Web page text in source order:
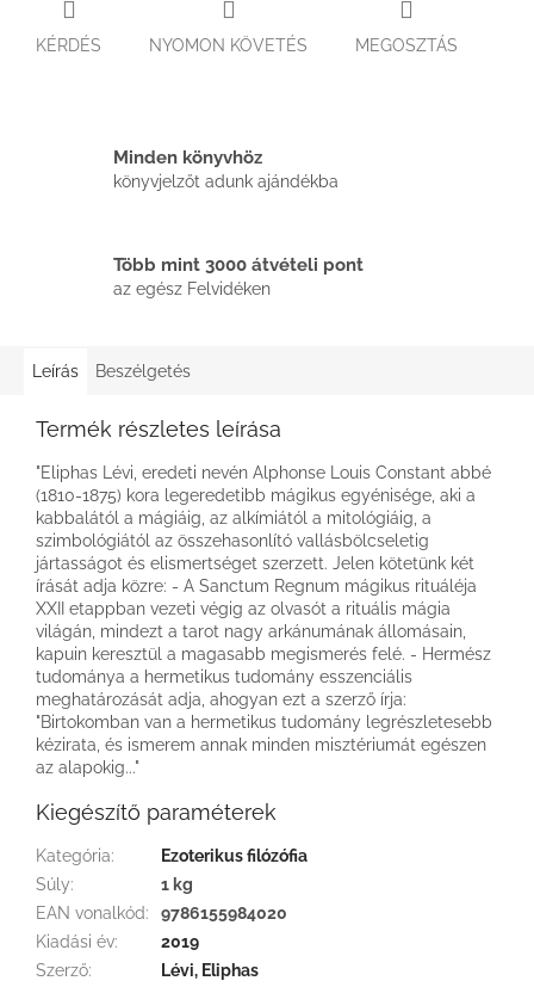
KÉRDÉS NYOMON KÖVETÉS MEGOSZTÁS
Minden könyvhöz
könyvjelzőt adunk ajándékba
Több mint 3000 átvételi pont
az egész Felvidéken
Leírás Beszélgetés
Termék részletes leírása
"Eliphas Lévi, eredeti nevén Alphonse Louis Constant abbé
(1810-1875) kora legeredetibb mágikus egyénisége, aki a
kabbalától a mágiáig, az alkímiától a mitológiáig, a
szimbológiától az összehasonlító vallásbölcseletig
jártasságot és elismertséget szerzett. Jelen kötetünk két
írását adja közre: - A Sanctum Regnum mágikus rituáléja
XXII etappban vezeti végig az olvasót a rituális mágia
világán, mindezt a tarot nagy arkánumának állomásain,
kapuin keresztül a magasabb megismerés felé. - Hermész
tudománya a hermetikus tudomány esszenciális
meghatározását adja, ahogyan ezt a szerző írja:
"Birtokomban van a hermetikus tudomány legrészletesebb
kézirata, és ismerem annak minden misztériumát egészen
az alapokig..."
Kiegészítő paraméterek
Kategória:
Ezoterikus filózófia
Súly:
1 kg
EAN vonalkód:
9786155984020
Kiadási év:
2019
Szerző:
Lévi, Eliphas